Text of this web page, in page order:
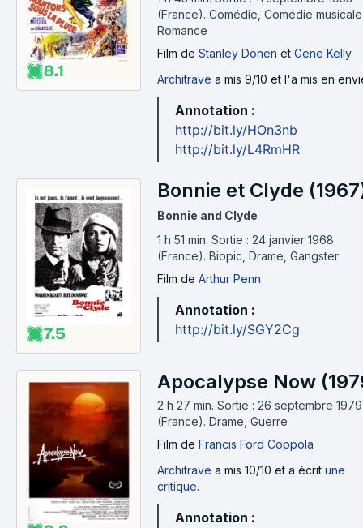
8.1
(France). Comédie, Comédie
Romance
Film de Stanley Donen et Gene Kelly
Architrave a mis 9/10 et l'a mis en
Annotation :
http://bit.ly/HOn3nb
http://bit.ly/L4RmHR
7.5
Bonnie et Clyde
Bonnie and Clyde
1 h 51 min. Sortie : 24 janvier 1968
(France). Biopic, Drame, Gangster
Film de Arthur Penn
Annotation :
http://bit.ly/SGY2Cg
Apocalypse Now
2 h 27 min. Sortie : 26 septembre 1979
(France). Drame, Guerre
Film de Francis Ford Coppola
Architrave a mis 10/10 et a écrit une
critique.
Annotation :